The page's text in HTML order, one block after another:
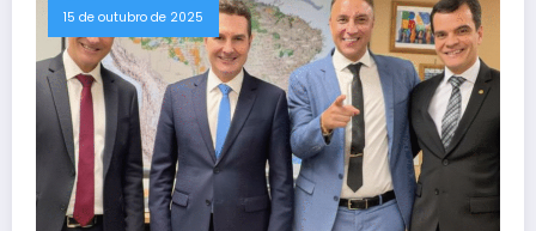
15 de outubro de 2025